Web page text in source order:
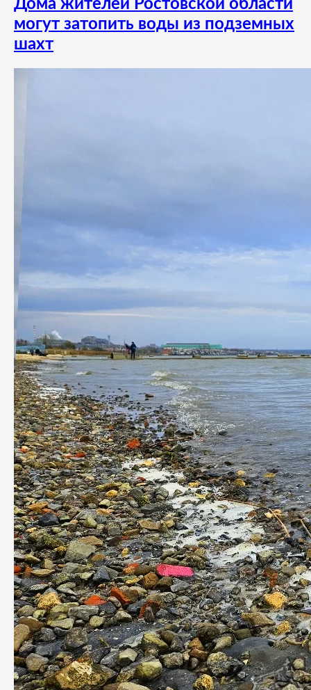
Дома жителей Ростовской области
могут затопить воды из подземных
шахт